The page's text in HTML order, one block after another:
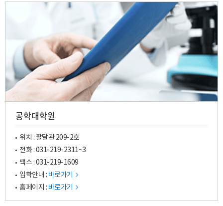
공학대학원
위치 : 팔달관 209-2호
전화 :031-219-2311~3
팩스 : 031-219-1609
입학안내 : 바로가기
홈페이지 : 바로가기